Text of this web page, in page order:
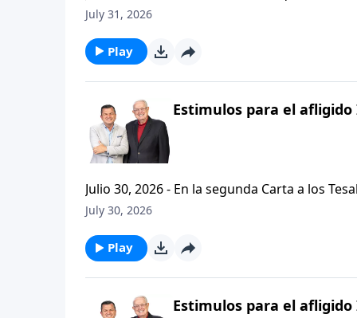
problemas, buscando empaquetar nuestros problemas en
respuestas a nuestros dilemas con esta serie
July 31, 2026
Play
Estimulos para el
Julio 30, 2026 - En la segunda Carta a los
permanezcan firmes y aferrados a las
del mensaje que comenzamos hace un par
July 30, 2026
Play
Estimulos para el